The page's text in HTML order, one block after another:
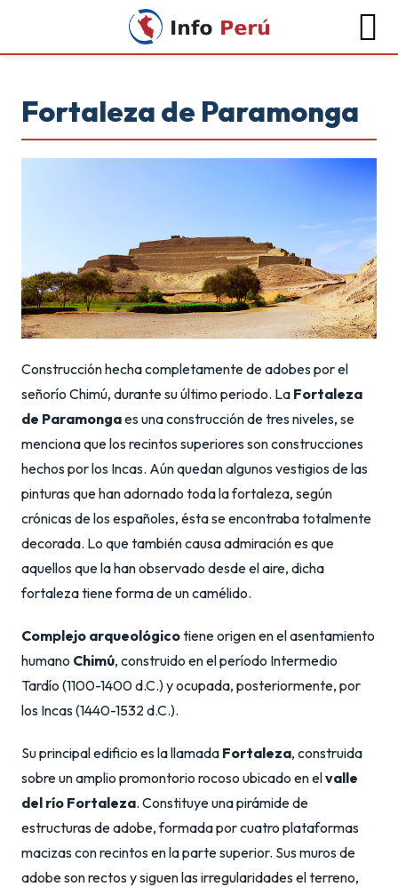
Fortaleza de Paramonga
Construcción hecha completamente de adobes por el
señorío Chimú, durante su último periodo. La Fortaleza
de Paramongaes una construcción de tres niveles, se
menciona que los recintos superiores son construcciones
hechos por los Incas. Aún quedan algunos vestigios de las
pinturas que han adornado toda la fortaleza, según
crónicas de los españoles, ésta se encontraba totalmente
decorada. Lo que también causa admiración es que
aquellos que la han observado desde el aire, dicha
fortaleza tiene forma de un camélido.
Complejo arqueológicotiene origen en el asentamiento
humano Chimú, construido en el período Intermedio
Tardío (1100-1400 d.C.) y ocupada, posteriormente, por
los Incas (1440-1532 d.C.).
Su principal edificio es la llamada Fortaleza, construida
sobre un amplio promontorio rocoso ubicado en elvalle
del río Fortaleza. Constituye una pirámide de
estructuras de adobe, formada por cuatro plataformas
macizas con recintos en la parte superior. Sus muros de
adobe son rectos y siguen las irregularidades el terreno,